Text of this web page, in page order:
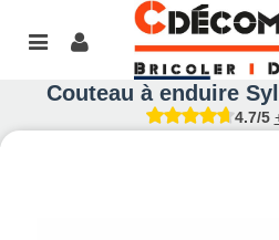
Couteau à enduire
4.7/5